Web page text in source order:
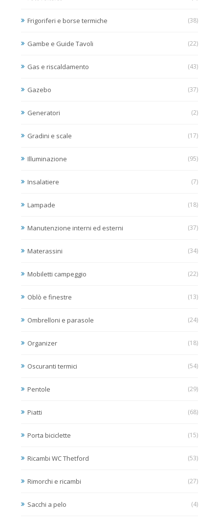
Frigoriferi e borse termiche (38)
Gambe e Guide Tavoli (22)
Gas e riscaldamento (43)
Gazebo (37)
Generatori (2)
Gradini e scale (17)
Illuminazione (95)
Insalatiere (7)
Lampade (18)
Manutenzione interni ed esterni (37)
Materassini (34)
Mobiletti campeggio (22)
Oblò e finestre (13)
Ombrelloni e parasole (24)
Organizer (18)
Oscuranti termici (54)
Pentole (29)
Piatti (68)
Porta biciclette (15)
Ricambi WC Thetford (53)
Rimorchi e ricambi (27)
Sacchi a pelo (4)